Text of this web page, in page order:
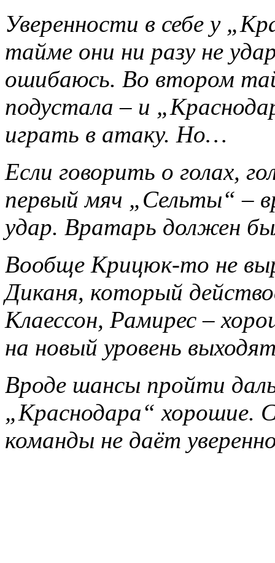
Уверенности в себе у
тайме они ни разу не
ошибаюсь. Во втором
подустала – и
играть в атаку. Но…
Если говорить о голах,
первый мяч „Сельты“ –
удар. Вратарь должен
Вообще Крицюк-то не
Диканя, который
Клаессон, Рамирес –
на новый уровень
Вроде шансы пройти
„Краснодара“ хорошие.
команды не даёт